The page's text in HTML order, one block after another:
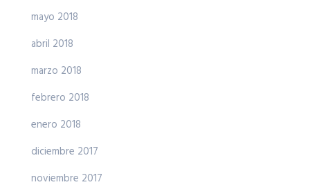
mayo 2018
abril 2018
marzo 2018
febrero 2018
enero 2018
diciembre 2017
noviembre 2017